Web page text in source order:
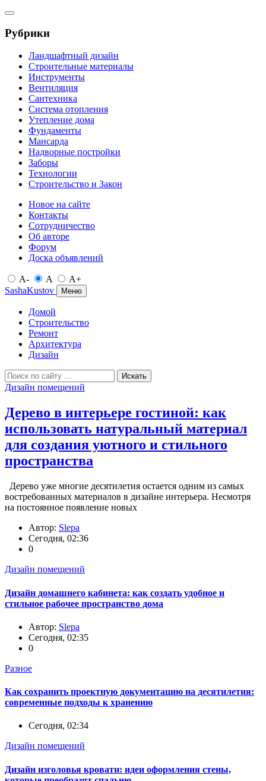
Рубрики
Ландшафтный дизайн
Строительные материалы
Инструменты
Вентиляция
Сантехника
Система отопления
Утепление дома
Фундаменты
Мансарда
Надворные постройки
Заборы
Технологии
Строительство и Закон
Новое на сайте
Контакты
Сотрудничество
Об авторе
Форум
Доска объявлений
A- A
A+
SashaKustov
Меню
Домой
Строительство
Ремонт
Архитектура
Дизайн
Искать
Дизайн помещений
Дерево в интерьере гостиной: как
использовать натуральный материал
для создания уютного и стильного
пространства
Дерево уже многие десятилетия остается одним из самых
востребованных материалов в дизайне интерьера. Несмотря
на постоянное появление новых
Автор: Slepa
Сегодня, 02:36
0
Дизайн помещений
Дизайн домашнего кабинета: как создать удобное и
стильное рабочее пространство дома
Автор: Slepa
Сегодня, 02:35
0
Разное
Как сохранить проектную документацию на десятилетия:
современные подходы к хранению
Сегодня, 02:34
Дизайн помещений
Дизайн изголовья кровати: идеи оформления стены,